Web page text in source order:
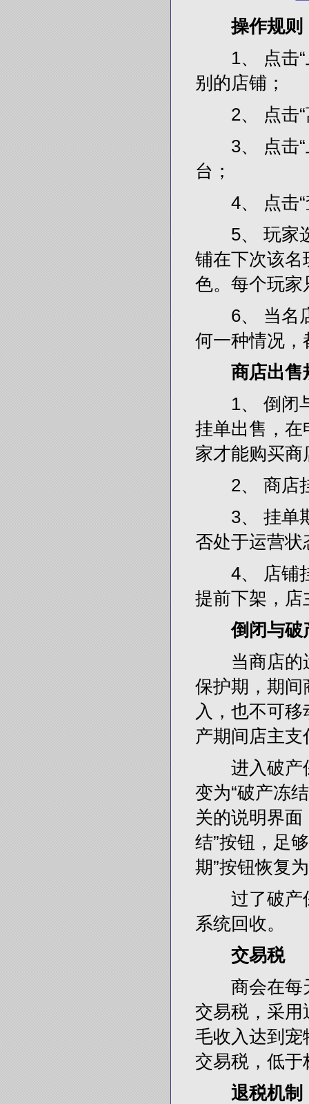
操作规则
1、 点击“
别的店铺；
2、 点击“
3、 点击“
台；
4、 点击“
5、 玩家选
铺在下次该名
色。每个玩家
6、 当名店
何一种情况，
商店出售
1、 倒闭与
挂单出售，在
家才能购买商
2、 商店挂
3、 挂单期
否处于运营
4、 店铺挂
提前下架，店
倒闭与破
当商店的运
保护期，期间
入，也不可
产期间店主
进入破产保
变为“破产冻
关的说明界面
结”按钮，足
期”按钮恢复
过了破产保
系统回收。
交易税
商会在每天
交易税，采用
毛收入达到宠
交易税，低于
退税机制